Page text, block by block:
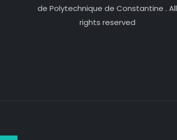
de Polytechnique de Constantine . All
rights reserved